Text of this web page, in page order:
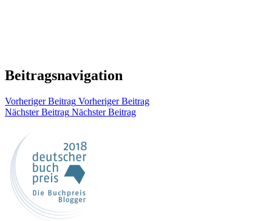
Beitragsnavigation
Vorheriger Beitrag Vorheriger Beitrag
Nächster Beitrag Nächster Beitrag